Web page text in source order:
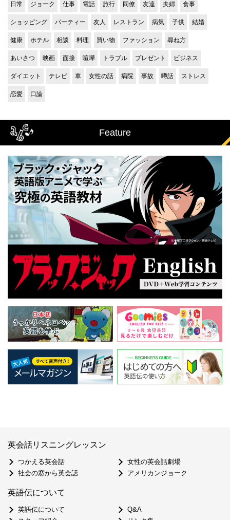
日常 ジョーク 仕事 電話 旅行 同僚 友達 夫婦 食事
ショッピング パーティー 友人 レストラン 病気 子供 結婚
健康 ホテル 相談 料理 買い物 ファッション 尋ね方
あいさつ 映画 面接 喧嘩 トラブル プレゼント ビジネス
ダイエット テレビ 車 女性の話 病院 事故 噂話 ストレス
恋愛 口論
Feature
英会話リスニングレッスン
つかえる英会話
女性の英会話劇場
社会の窓から英会話
アメリカンジョーク
英語伝について
英語伝について
Q&A